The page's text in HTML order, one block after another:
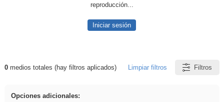
reproducción...
Iniciar sesión
Resultados de: iessanisidro
0medios totales (hay filtros aplicados) Limpiar filtros Filtros
Opciones adicionales: